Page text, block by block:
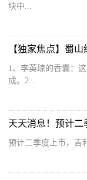
块中...
1、李英琼的香囊：
成。2...
天天消息！预计
预计二季度上市，吉